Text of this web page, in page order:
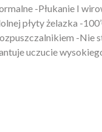
-Płukanie I
płyty żelazka -
-Nie
uczucie